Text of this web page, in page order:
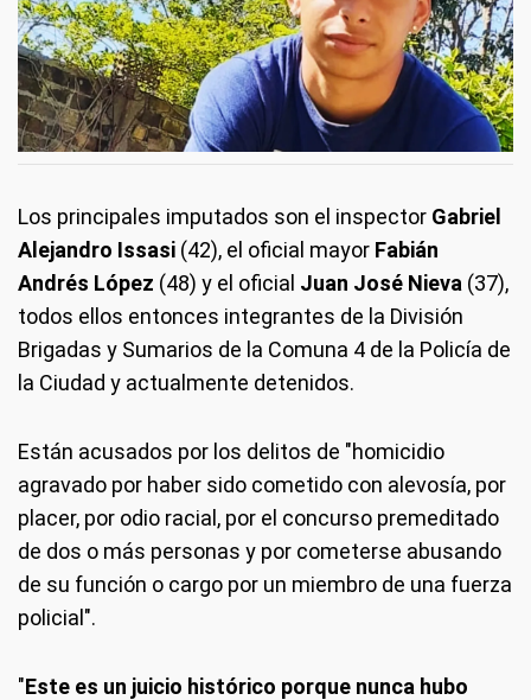
Los principales imputados son el inspector Gabriel
Alejandro Issasi (42), el oficial mayor Fabián
Andrés López (48) y el oficial Juan José Nieva (37),
todos ellos entonces integrantes de la División
Brigadas y Sumarios de la Comuna 4 de la Policía de
la Ciudad y actualmente detenidos.
Están acusados por los delitos de "homicidio
agravado por haber sido cometido con alevosía, por
placer, por odio racial, por el concurso premeditado
de dos o más personas y por cometerse abusando
de su función o cargo por un miembro de una fuerza
policial".
"Este es un juicio histórico porque nunca hubo